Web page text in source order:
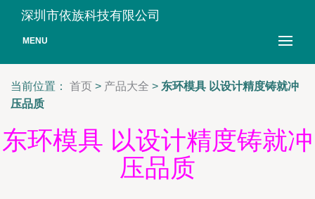
深圳市依族科技有限公司
MENU
当前位置： 首页 > 产品大全 > 东环模具 以设计精度铸就冲
压品质
东环模具 以设计精度铸就冲
压品质